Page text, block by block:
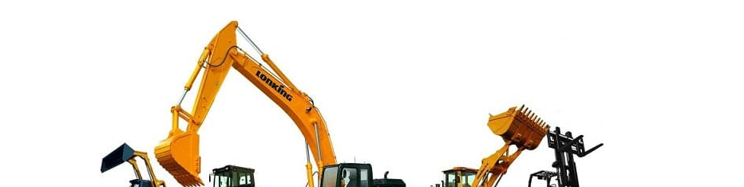
отключение клемм, когда машина работает;
поломка генератора, несвоевременный ремонт;
не устранённая при первых же признаках неисправность проводки, предохранителей;
попадание влаги;
эксплуатации, с течением лет.
ремонте даже мелких, незначительных на первый взгляд проблем, можно избежать более крупных неприятностей.